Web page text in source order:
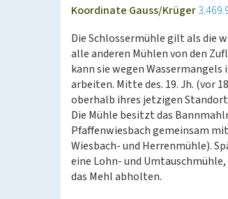
Koordinate Gauss/Krüger
Die Schlossermühle gilt als die
alle anderen Mühlen von den
kann sie wegen
arbeiten. Mitte des. 19. Jh. (vor
oberhalb ihres jetzigen
Die Mühle besitzt das
Pfaffenwiesbach gemeinsam
Wiesbach- und Herrenmühle).
eine Lohn- und
das Mehl abholten.